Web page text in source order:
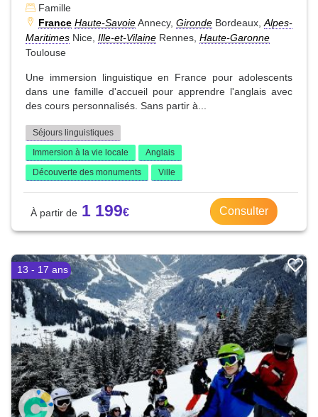
Famille
France Haute-SavoieAnnecy, Gironde Bordeaux, Alpes-
Maritimes Nice, Ille-et-Vilaine Rennes, Haute-Garonne
Toulouse
Une immersion linguistique en France pour adolescents
dans une famille d'accueil pour apprendre l'anglais avec
des cours personnalisés. Sans partir à...
Séjours linguistiques
Immersion à la vie locale
Anglais
Découverte des monuments
Ville
1 199 Consulter
13 - 17 ans